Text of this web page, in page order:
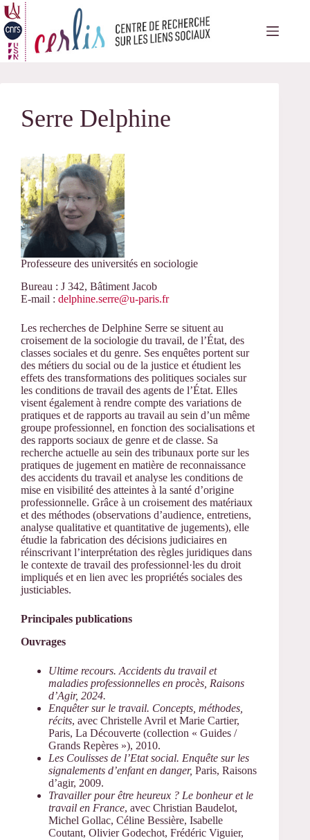
Passer
au
contenu
Serre Delphine
Professeure des universités en sociologie
Bureau : J 342, Bâtiment Jacob
E-mail : delphine.serre@u-paris.fr
Les recherches de Delphine Serre se situent au
croisement de la sociologie du travail, de l’État, des
classes sociales et du genre. Ses enquêtes portent sur
des métiers du social ou de la justice et étudient les
effets des transformations des politiques sociales sur
les conditions de travail des agents de l’État. Elles
visent également à rendre compte des variations de
pratiques et de rapports au travail au sein d’un même
groupe professionnel, en fonction des socialisations et
des rapports sociaux de genre et de classe. Sa
recherche actuelle au sein des tribunaux porte sur les
pratiques de jugement en matière de reconnaissance
des accidents du travail et analyse les conditions de
mise en visibilité des atteintes à la santé d’origine
professionnelle. Grâce à un croisement des matériaux
et des méthodes (observations d’audience, entretiens,
analyse qualitative et quantitative de jugements), elle
étudie la fabrication des décisions judiciaires en
réinscrivant l’interprétation des règles juridiques dans
le contexte de travail des professionnel·les du droit
impliqués et en lien avec les propriétés sociales des
justiciables.
Principales publications
Ouvrages
Ultime recours. Accidents du travail et
maladies professionnelles en procès , Raisons
d’Agir, 2024.
Enquêter sur le travail. Concepts, méthodes,
récits, avec Christelle Avril et Marie Cartier,
Paris, La Découverte (collection « Guides /
Grands Repères »), 2010.
Les Coulisses de l’Etat social. Enquête sur les
signalements d’enfant en danger, Paris, Raisons
d’agir, 2009.
Travailler pour être heureux ? Le bonheur et le
travail en France, avec Christian Baudelot,
Michel Gollac, Céline Bessière, Isabelle
Coutant, Olivier Godechot, Frédéric Viguier,